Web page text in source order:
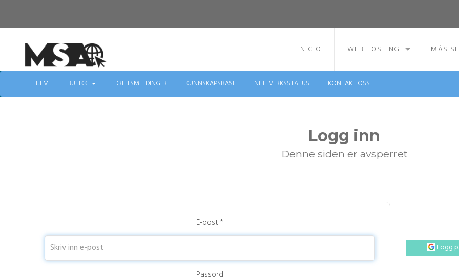
INICIO WEB HOSTING MÁS
HJEM BUTIKK DRIFTSMELDINGER KUNNSKAPSBASE NETTVERKSSTATUS KONTAKT OSS
Logg inn
Denne siden er avsperret
E-post *
Logg